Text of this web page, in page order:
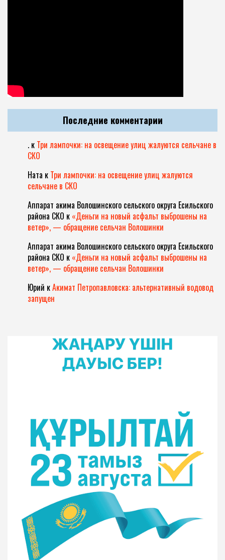
Последние комментарии
. к Три лампочки: на освещение улиц жалуются сельчане в
СКО
Ната к Три лампочки: на освещение улиц жалуются
сельчане в СКО
Аппарат акима Волошинского сельского округа Есильского
района СКО к «Деньги на новый асфальт выброшены на
ветер», — обращение сельчан Волошинки
Аппарат акима Волошинского сельского округа Есильского
района СКО к «Деньги на новый асфальт выброшены на
ветер», — обращение сельчан Волошинки
Юрий кАкимат Петропавловска: альтернативный водовод
запущен